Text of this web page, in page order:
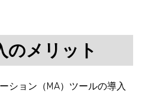
のメリット
ション（MA）ツールの導入